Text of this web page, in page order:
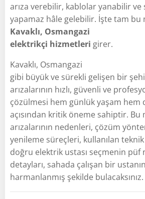
arıza verebilir, kablolar yanabilir
yapamaz hâle gelebilir. İşte tam bu
Kavaklı, Osmangazi
elektrikçi hizmetleri girer.
Kavaklı, Osmangazi
gibi büyük ve sürekli gelişen bir
arızalarının hızlı, güvenli ve
çözülmesi hem günlük yaşam hem
açısından kritik öneme sahiptir.
arızalarının nedenleri, çözüm
yenileme süreçleri, kullanılan
doğru elektrik ustası seçmenin püf
detayları, sahada çalışan bir
harmanlanmış şekilde bulacaksınız.